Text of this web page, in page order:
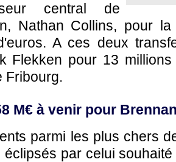
central de
Nathan Collins, pour
A ces deux
Flekken pour 13
Fribourg.
M€ à venir pour
parmi les plus chers
éclipsés par celui